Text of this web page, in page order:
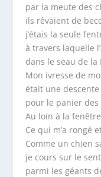
par la meute des
ils rêvaient de
j’étais la seule
à travers laquelle
dans le seau de la
Mon ivresse de
était une
pour le panier
Au loin à la
Ce qui m’a rongé
Comme un chien
je cours sur le
parmi les géants